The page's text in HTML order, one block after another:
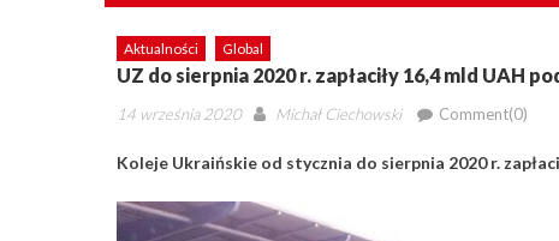
Aktualności Global
UZ do sierpnia 2020 r. zapłaciły 16,4 mld UAH
Posted
14 września 2020 Author
Michał Ciechowski Comment(0)
Koleje Ukraińskie od stycznia do sierpnia 2020 r.